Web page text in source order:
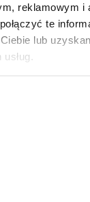
reklamowym i
te
lub